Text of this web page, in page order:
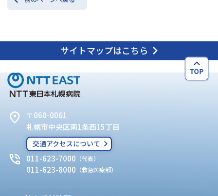
サイトマップはこちら
〒060-0061
札幌市中央区南1条西15丁目
交通アクセスについて
011-623-7000 （代表）
011-623-8000 （救急医療部）